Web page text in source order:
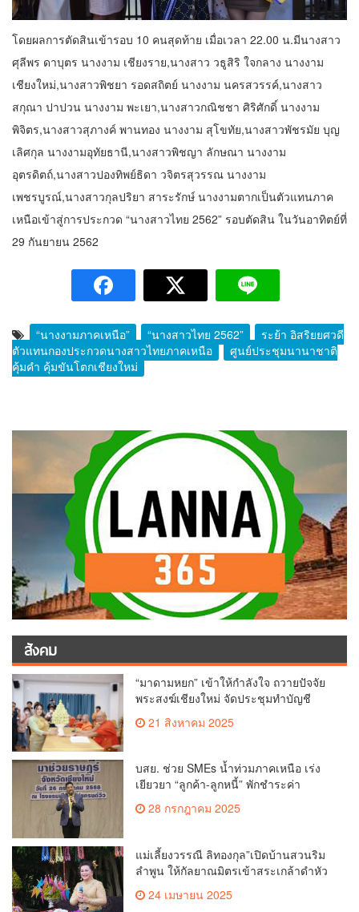
โดยผลการตัดสินเข้ารอบ 10 คนสุดท้าย เมื่อเวลา 22.00 น.มีนางสาว
ศุลีพร ดาบุตร นางงาม เชียงราย,นางสาว วธูสิริ ใจกลาง นางงาม
เชียงใหม่,นางสาวพิชยา รอดสถิตย์ นางงาม นครสวรรค์,นางสาว
สกุณา ปาปวน นางงาม พะเยา,นางสาวกณิชชา ศิริศักดิ์ นางงาม
พิจิตร,นางสาวสุภางค์ พานทอง นางงาม สุโขทัย,นางสาวพัชรมัย บุญ
เลิศกุล นางงามอุทัยธานี,นางสาวพิชญา ลักษณา นางงาม
อุตรดิตถ์,นางสาวปองทิพย์ธิดา วจิตรสุวรรณ นางงาม
เพชรบูรณ์,นางสาวกุลปริยา สาระรักษ์ นางงามตากเป็นตัวแทนภาค
เหนือเข้าสู่การประกวด “นางสาวไทย 2562” รอบตัดสิน ในวันอาทิตย์ที่
29 กันยายน 2562
“นางงามภาคเหนือ” “นางสาวไทย 2562”
ระย้า อิสริยยศวดี
ตัวแทนกองประกวดนางสาวไทยภาคเหนือ
ศูนย์ประชุมนานาชาติ
คุ้มคำ คุ้มขันโตกเชียงใหม่
สังคม
“มาดามหยก” เข้าให้กำลังใจ ถวายปัจจัย
พระสงฆ์เชียงใหม่ จัดประชุมทำบัญชี
รายรับรายจ่ายของวัด กว่า 300 รูป ที่วัด
สวนดอก
21 สิงหาคม 2025
บสย. ช่วย SMEs น้ำท่วมภาคเหนือ เร่ง
เยียวยา “ลูกค้า-ลูกหนี้” พักชำระค่า
ธรรมเนียม-ค่างวด
28 กรกฎาคม 2025
แม่เลี้ยงวรรณี ลิทองกุล”เปิดบ้านสวนริม
ลำพูน ให้กัลยาณมิตรเข้าสระเกล้าดำหัว
เพื่อสืบสาน อนุรักษ์ประเพณีอันดีงามที่
24 เมษายน 2025